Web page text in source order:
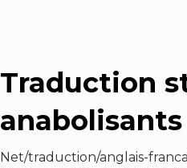
Traduction
anabolisants
Net/traduction/anglais-